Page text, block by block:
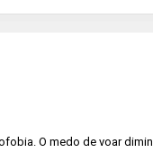
O medo de voar